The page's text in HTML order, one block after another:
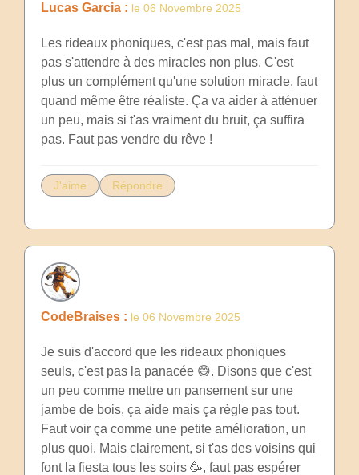
Lucas Garcia : le 06 Novembre 2025
Les rideaux phoniques, c'est pas mal, mais faut
pas s'attendre à des miracles non plus. C'est
plus un complément qu'une solution miracle, faut
quand même être réaliste. Ça va aider à atténuer
un peu, mais si t'as vraiment du bruit, ça suffira
pas. Faut pas vendre du rêve !
J'aime Répondre
CodeBraises : le 06 Novembre 2025
Je suis d'accord que les rideaux phoniques
seuls, c'est pas la panacée 😅. Disons que c'est
un peu comme mettre un pansement sur une
jambe de bois, ça aide mais ça règle pas tout.
Faut voir ça comme une petite amélioration, un
plus quoi. Mais clairement, si t'as des voisins qui
font la fiesta tous les soirs 🥳, faut pas espérer